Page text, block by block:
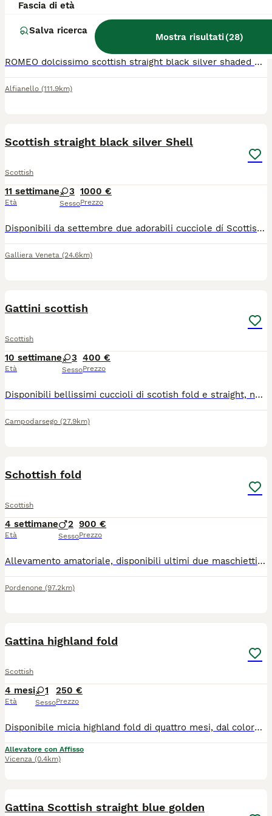
Fascia di età
Salva ricerca
Mostra risultati(28)
Scottish
13 settimane 450 €
Prezzo
ROMEO dolcissimo scottish straight black silver shaded SUPER AFFETTUOSO - abituato alla lettiera e al tiragraffi - vaccinato e sverminato - libretto sanitario e prima visita medica I genitori visibili: (si vedono anche nelle ultime due foto) BALOO SCOTTISH FOLD BLACK SILVER SHADED FIGLIO DI CAMPIONI CON PEDIGREE VIOLETTA SCOTTISH STRAIGHT LILAC INFO IN PRIVATO
Alfianello (111.9km)
Scottish straight black silver Shell
Scottish
11 settimane
Età
3
Sesso
1000 €
Prezzo
Disponibili da settembre due adorabili cucciole dí Scottish. Sono coccolose ,giocherellone pronte per offrire il loro amore e con tanta voglia di conoscere il mondo. Il prezzo è indicativo perché varia in base allo scopo dell’acquisto.
Galliera Veneta (24.6km)
Gattini scottish
Scottish
10 settimane
Età
3
Sesso
400 €
Prezzo
Disponibili bellissimi cuccioli di scotish fold e straight, nati il 22/05/2026. I piccoli sono cresciuti in ambiente domestico, abituati al contatto umano, puliti e giocosi.Svezzati e già educati all'uso della lettiera.Genitori testati negativi per FCoV, FIV e FeLV.
Campodarsego (27.9km)
Schottish fold
Scottish
4 settimane
Età
2
Sesso
900 €
Prezzo
Allevamento amatoriale, disponibili ultimi due maschietti fold, verranno ceduti con libretto sanitario, vaccino trivalente, sverminati, con microchip, svezzati, e all uso della lettiera e tira graffi per maggiori informazioni contattate su whatsapp al 3896635342 o seguite la pagina di Facebook Schottish che passione
Pordenone (97.2km)
Gattina highland fold
Scottish
4 mesi
Età
1
Sesso
250 €
Prezzo
Disponibile micia highland fold di quattro mesi, dal colore black smoke e occhi ambra. Ha manto vellutato e zampette nere. Viene ceduta con due vaccinazioni, sverminazione e visita veterinaria di controllo. Genitori testati per malattie infettive e genetiche. Molto affettuosa e incline alle fusa, è abituata a lettiera e tiragraffi.
Allevatore con Affisso
Vicenza (0.4km)
Gattina Scottish straight blue golden